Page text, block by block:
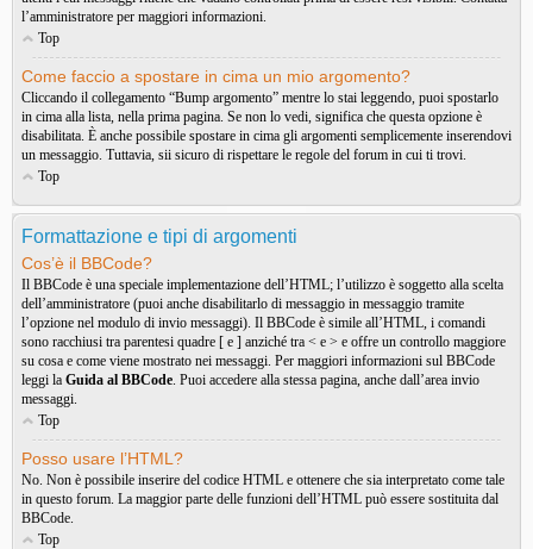
l’amministratore per maggiori informazioni.
Top
Come faccio a spostare in cima un mio argomento?
Cliccando il collegamento “Bump argomento” mentre lo stai leggendo, puoi spostarlo
in cima alla lista, nella prima pagina. Se non lo vedi, significa che questa opzione è
disabilitata. È anche possibile spostare in cima gli argomenti semplicemente inserendovi
un messaggio. Tuttavia, sii sicuro di rispettare le regole del forum in cui ti trovi.
Top
Formattazione e tipi di argomenti
Cos’è il BBCode?
Il BBCode è una speciale implementazione dell’HTML; l’utilizzo è soggetto alla scelta
dell’amministratore (puoi anche disabilitarlo di messaggio in messaggio tramite
l’opzione nel modulo di invio messaggi). Il BBCode è simile all’HTML, i comandi
sono racchiusi tra parentesi quadre [ e ] anziché tra < e > e offre un controllo maggiore
su cosa e come viene mostrato nei messaggi. Per maggiori informazioni sul BBCode
leggi la Guida al BBCode. Puoi accedere alla stessa pagina, anche dall’area invio
messaggi.
Top
Posso usare l’HTML?
No. Non è possibile inserire del codice HTML e ottenere che sia interpretato come tale
in questo forum. La maggior parte delle funzioni dell’HTML può essere sostituita dal
BBCode.
Top